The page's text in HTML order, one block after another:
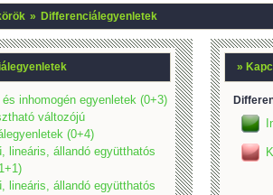
» Differenciálegyenletek
és inhomogén egyenletek (0+3)
változójú
(0+4)
lineáris, állandó együtthatós
lineáris, állandó együtthatós
»